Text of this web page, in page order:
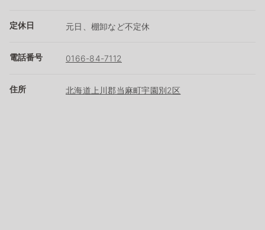
定休日 元日、棚卸など不定休
電話番号 0166-84-7112
住所 北海道上川郡当麻町宇園別2区